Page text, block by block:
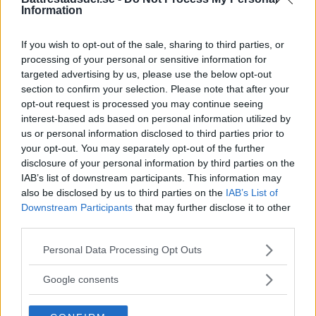
Information
If you wish to opt-out of the sale, sharing to third parties, or
processing of your personal or sensitive information for
targeted advertising by us, please use the below opt-out
section to confirm your selection. Please note that after your
opt-out request is processed you may continue seeing
interest-based ads based on personal information utilized by
us or personal information disclosed to third parties prior to
your opt-out. You may separately opt-out of the further
disclosure of your personal information by third parties on the
IAB’s list of downstream participants. This information may
also be disclosed by us to third parties on the IAB’s List of
Downstream Participants that may further disclose it to other
Please note that this website/app uses one or more Google
not limited to your visit or usage behaviour. You may click to
use your data for below specified purposes in below Google
Personal Data Processing Opt Outs
Google consents
efter olycka
På onsdagskvällen körde en elsparkcykel in
i en […]
Publicerad 09:51, 6 augusti 2026
Alice, 17, sätter upp egen
musikal – här är de största
utmaningarna
Bilist körde på vuxen och barn